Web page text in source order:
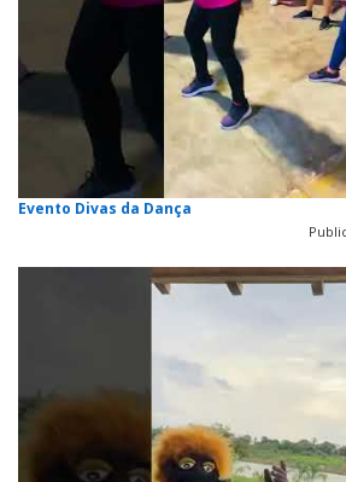
Evento Divas da Dança